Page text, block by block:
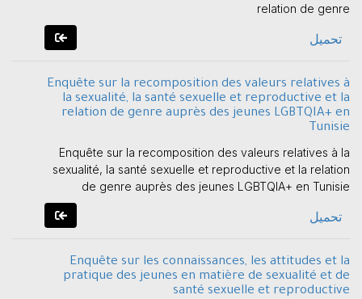
relation de genre
تحميل
Enquête sur la recomposition des valeurs relatives à
la sexualité, la santé sexuelle et reproductive et la
relation de genre auprès des jeunes LGBTQIA+ en
Tunisie
Enquête sur la recomposition des valeurs relatives à la
sexualité, la santé sexuelle et reproductive et la relation
de genre auprès des jeunes LGBTQIA+ en Tunisie
تحميل
Enquête sur les connaissances, les attitudes et la
pratique des jeunes en matière de sexualité et de
santé sexuelle et reproductive